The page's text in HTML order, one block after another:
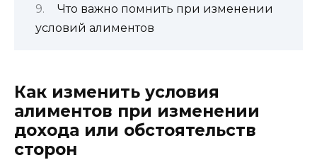
Что важно помнить при изменении
условий алиментов
Как изменить условия
алиментов при изменении
дохода или обстоятельств
сторон